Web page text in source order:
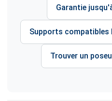
Garantie
Supports
Trouver un